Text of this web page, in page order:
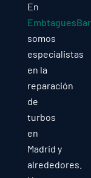
En
somos
especialistas
en la
reparación
de
turbos
en
Madrid y
alrededores.